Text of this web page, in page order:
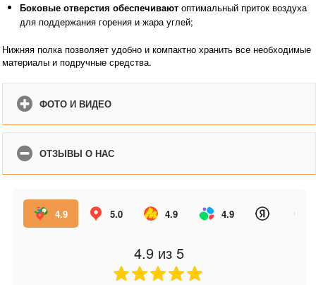
Боковые отверстия обеспечивают оптимальный приток воздуха
для поддержания горения и жара углей;
Нижняя полка позволяет удобно и компактно хранить все необходимые
материалы и подручные средства.
ФОТО И ВИДЕО
ОТЗЫВЫ О НАС
4.9 5.0 4.9 4.9
4.9 из 5